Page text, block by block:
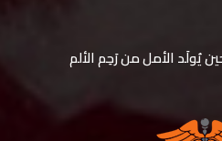
يُولَد الأمل من رَحِم الألم